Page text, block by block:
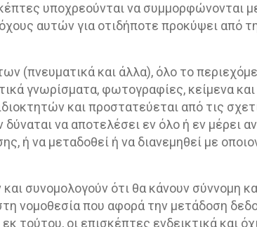
υποχρεούνται να
αυτών για οτιδήποτε προκύψει από
(πνευματικά και άλλα), όλο το
γνωρίσματα, φωτογραφίες, κείμενα
και προστατεύεται από τις
να αποτελέσει εν όλο ή εν μέρει
ή να μεταδοθεί ή να διανεμηθεί με
συνομολογούν ότι θα κάνουν σύννομη
νομοθεσία που αφορά την μετάδοση
τούτου, οι επισκέπτες ενδεικτικά και